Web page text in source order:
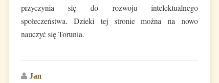
przyczynia się do rozwoju intelektualnego
społeczeństwa. Dzieki tej stronie można na nowo
nauczyć się Torunia.
Jan